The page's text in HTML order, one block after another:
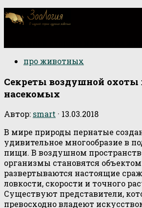
про животных
Секреты воздушной охоты
насекомых
Автор: smart · 13.03.2018
В мире природы пернатые
удивительное многообразие в
пищи. В воздушном
организмы становятся
развертываются настоящие
ловкости, скорости и точного
Существуют представители,
превосходно владеют